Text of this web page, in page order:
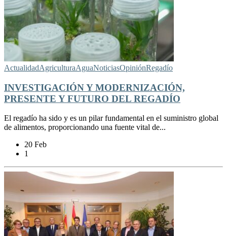
ActualidadAgriculturaAguaNoticiasOpiniónRegadío
INVESTIGACIÓN Y MODERNIZACIÓN,
PRESENTE Y FUTURO DEL REGADÍO
El regadío ha sido y es un pilar fundamental en el suministro global
de alimentos, proporcionando una fuente vital de...
20 Feb
1